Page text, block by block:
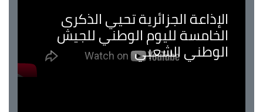
الإذاعة الجزائرية تحيي الذكرى
الخامسة لليوم الوطني للجيش
الوطني الشعبي